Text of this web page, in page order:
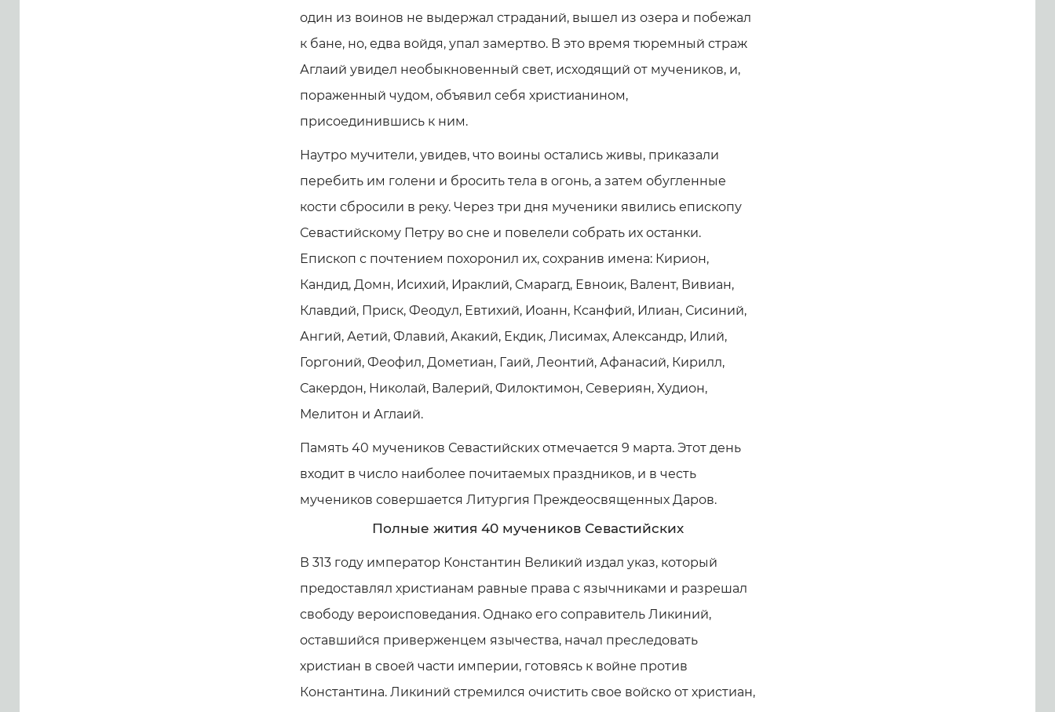
один из воинов не выдержал страданий, вышел из озера и побежал
к бане, но, едва войдя, упал замертво. В это время тюремный страж
Аглаий увидел необыкновенный свет, исходящий от мучеников, и,
пораженный чудом, объявил себя христианином,
присоединившись к ним.
Наутро мучители, увидев, что воины остались живы, приказали
перебить им голени и бросить тела в огонь, а затем обугленные
кости сбросили в реку. Через три дня мученики явились епископу
Севастийскому Петру во сне и повелели собрать их останки.
Епископ с почтением похоронил их, сохранив имена: Кирион,
Кандид, Домн, Исихий, Ираклий, Смарагд, Евноик, Валент, Вивиан,
Клавдий, Приск, Феодул, Евтихий, Иоанн, Ксанфий, Илиан, Сисиний,
Ангий, Аетий, Флавий, Акакий, Екдик, Лисимах, Александр, Илий,
Горгоний, Феофил, Дометиан, Гаий, Леонтий, Афанасий, Кирилл,
Сакердон, Николай, Валерий, Филоктимон, Севериян, Худион,
Мелитон и Аглаий.
Память 40 мучеников Севастийских отмечается 9 марта. Этот день
входит в число наиболее почитаемых праздников, и в честь
мучеников совершается Литургия Преждеосвященных Даров.
Полные жития 40 мучеников Севастийских
В 313 году император Константин Великий издал указ, который
предоставлял христианам равные права с язычниками и разрешал
свободу вероисповедания. Однако его соправитель Ликиний,
оставшийся приверженцем язычества, начал преследовать
христиан в своей части империи, готовясь к войне против
Константина. Ликиний стремился очистить свое войско от христиан,